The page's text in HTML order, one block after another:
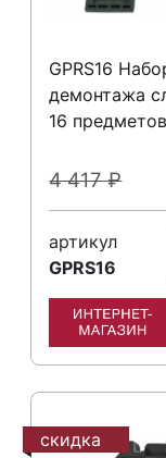
GPRS16
демонтажа
16 предметов
4 417₽
артикул
GPRS16
скидка